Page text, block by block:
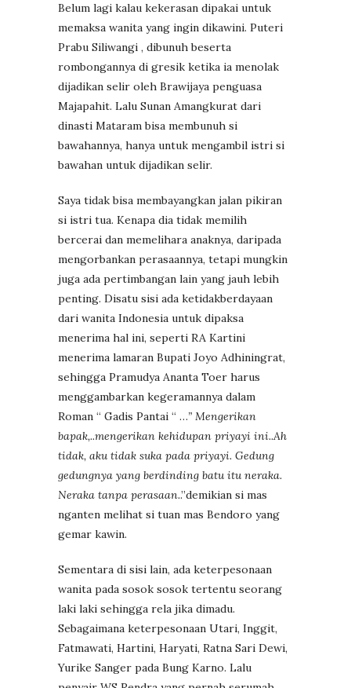
Belum lagi kalau kekerasan dipakai untuk
memaksa wanita yang ingin dikawini. Puteri
Prabu Siliwangi , dibunuh beserta
rombongannya di gresik ketika ia menolak
dijadikan selir oleh Brawijaya penguasa
Majapahit. Lalu Sunan Amangkurat dari
dinasti Mataram bisa membunuh si
bawahannya, hanya untuk mengambil istri si
bawahan untuk dijadikan selir.
Saya tidak bisa membayangkan jalan pikiran
si istri tua. Kenapa dia tidak memilih
bercerai dan memelihara anaknya, daripada
mengorbankan perasaannya, tetapi mungkin
juga ada pertimbangan lain yang jauh lebih
penting. Disatu sisi ada ketidakberdayaan
dari wanita Indonesia untuk dipaksa
menerima hal ini, seperti RA Kartini
menerima lamaran Bupati Joyo Adhiningrat,
sehingga Pramudya Ananta Toer harus
menggambarkan kegeramannya dalam
Roman “ Gadis Pantai “ …” Mengerikan
bapak,..mengerikan kehidupan priyayi ini..Ah
tidak, aku tidak suka pada priyayi. Gedung
gedungnya yang berdinding batu itu neraka.
Neraka tanpa perasaan..”demikian si mas
nganten melihat si tuan mas Bendoro yang
gemar kawin.
Sementara di sisi lain, ada keterpesonaan
wanita pada sosok sosok tertentu seorang
laki laki sehingga rela jika dimadu.
Sebagaimana keterpesonaan Utari, Inggit,
Fatmawati, Hartini, Haryati, Ratna Sari Dewi,
Yurike Sanger pada Bung Karno. Lalu